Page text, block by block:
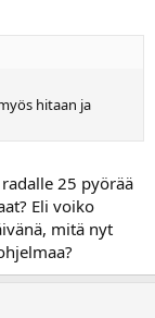
hitaan ja
25 pyörää
Eli voiko
mitä nyt